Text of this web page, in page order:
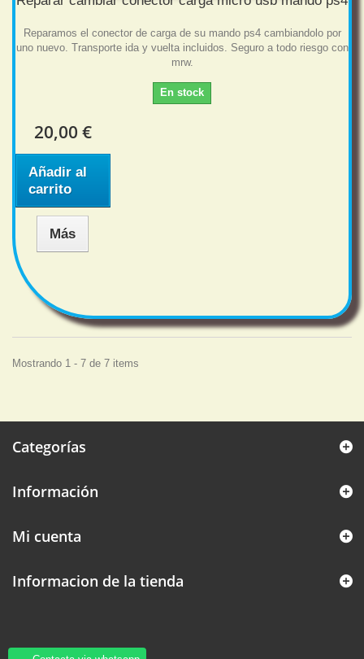
Reparamos el conector de carga de su mando ps4 cambiandolo por
uno nuevo. Transporte ida y vuelta incluidos. Seguro a todo riesgo con
mrw.
En stock
20,00 €
Añadir al
carrito
Más
Mostrando 1 - 7 de 7 items
Categorías
Información
Mi cuenta
Informacion de la tienda